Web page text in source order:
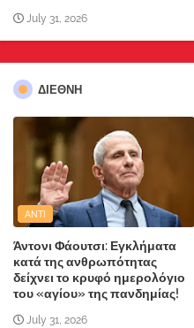
July 31, 2026
ΔΙΕΘΝΗ
ANTI
Άντονι Φάουτσι: Εγκλήματα
κατά της ανθρωπότητας
δείχνει το κρυφό ημερολόγιο
του «αγίου» της πανδημίας!
July 31, 2026